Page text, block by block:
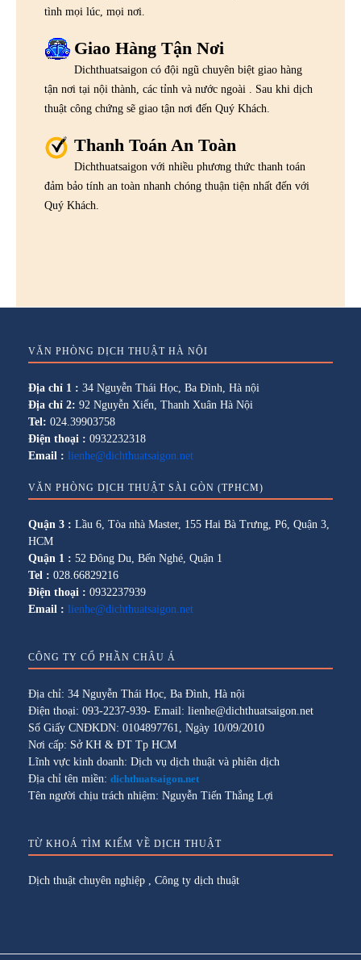
tình mọi lúc, mọi nơi.
Giao Hàng Tận Nơi
Dichthuatsaigon có đội ngũ chuyên biệt giao hàng
tận nơi tại nội thành, các tỉnh và nước ngoài . Sau khi dịch
thuật công chứng sẽ giao tận nơi đến Quý Khách.
Thanh Toán An Toàn
Dichthuatsaigon với nhiều phương thức thanh toán
đảm bảo tính an toàn nhanh chóng thuận tiện nhất đến với
Quý Khách.
VĂN PHÒNG DỊCH THUẬT HÀ NỘI
Địa chỉ 1 : 34 Nguyễn Thái Học, Ba Đình, Hà nội
Địa chỉ 2: 92 Nguyễn Xiển, Thanh Xuân Hà Nội
Tel: 024.39903758
Điện thoại : 0932232318
Email : lienhe@dichthuatsaigon.net
VĂN PHÒNG DỊCH THUẬT SÀI GÒN (TPHCM)
Quận 3 : Lầu 6, Tòa nhà Master, 155 Hai Bà Trưng, P6, Quận 3,
HCM
Quận 1 : 52 Đông Du, Bến Nghé, Quận 1
Tel : 028.66829216
Điện thoại : 0932237939
Email : lienhe@dichthuatsaigon.net
CÔNG TY CỔ PHẦN CHÂU Á
Địa chỉ: 34 Nguyễn Thái Học, Ba Đình, Hà nội
Điện thoại: 093-2237-939- Email: lienhe@dichthuatsaigon.net
Số Giấy CNĐKDN: 0104897761, Ngày 10/09/2010
Nơi cấp: Sở KH & ĐT Tp HCM
Lĩnh vực kinh doanh: Dịch vụ dịch thuật và phiên dịch
Địa chỉ tên miền: dichthuatsaigon.net
Tên người chịu trách nhiệm: Nguyễn Tiến Thắng Lợi
TỪ KHOÁ TÌM KIẾM VỀ DỊCH THUẬT
Dịch thuật chuyên nghiệp , Công ty dịch thuật